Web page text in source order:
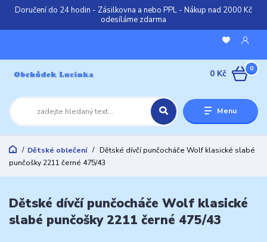
Doručení do 24 hodin - Zásilkovna a nebo PPL - Nákup nad 2000 Kč
odesíláme zdarma
Menu
0
0 Kč
Dětské oblečení
Dětské dívčí punčocháče Wolf klasické slabé
punčošky 2211 černé 475/43
Dětské dívčí punčocháče Wolf klasické
slabé punčošky 2211 černé 475/43